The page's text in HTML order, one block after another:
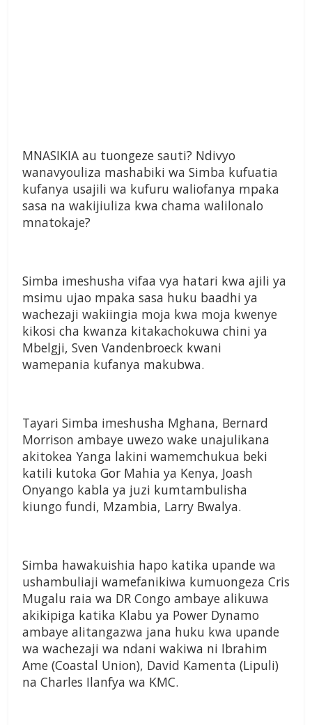
MNASIKIA au tuongeze sauti? Ndivyo
wanavyouliza mashabiki wa Simba kufuatia
kufanya usajili wa kufuru waliofanya mpaka
sasa na wakijiuliza kwa chama walilonalo
mnatokaje?
Simba imeshusha vifaa vya hatari kwa ajili ya
msimu ujao mpaka sasa huku baadhi ya
wachezaji wakiingia moja kwa moja kwenye
kikosi cha kwanza kitakachokuwa chini ya
Mbelgji, Sven Vandenbroeck kwani
wamepania kufanya makubwa.
Tayari Simba imeshusha Mghana, Bernard
Morrison ambaye uwezo wake unajulikana
akitokea Yanga lakini wamemchukua beki
katili kutoka Gor Mahia ya Kenya, Joash
Onyango kabla ya juzi kumtambulisha
kiungo fundi, Mzambia, Larry Bwalya.
Simba hawakuishia hapo katika upande wa
ushambuliaji wamefanikiwa kumuongeza Cris
Mugalu raia wa DR Congo ambaye alikuwa
akikipiga katika Klabu ya Power Dynamo
ambaye alitangazwa jana huku kwa upande
wa wachezaji wa ndani wakiwa ni Ibrahim
Ame (Coastal Union), David Kamenta (Lipuli)
na Charles Ilanfya wa KMC.